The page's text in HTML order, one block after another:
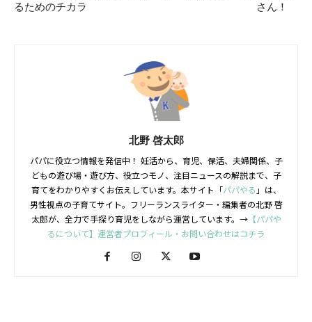
るためのチカラ
さん！
北野 啓太郎
パパに役立つ情報を発信中！ 妊活から、育児、保活、夫婦関係、子
どもの遊び場・遊び方、役立つモノ、注目ニュースの解説まで、子
育てをわかりやすくお伝えしています。本サイト「パパやる 」は、
男性視点の子育てサイト。フリーランスライター・編集者の北野 啓
太郎が、全力で手探り育児をしながら運営しています。→【パパや
るについて】運営者プロフィール・お問い合わせはコチラ